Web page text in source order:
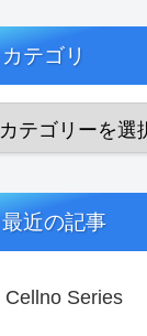
カテゴリ
最近の記事
Cellno Series